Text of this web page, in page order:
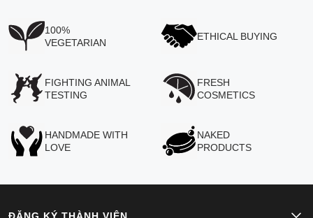
100%
VEGETARIAN
ETHICAL BUYING
FIGHTING ANIMAL
TESTING
FRESH
COSMETICS
HANDMADE WITH
LOVE
NAKED
PRODUCTS
ĐĂNG KÝ THÀNH VIÊN